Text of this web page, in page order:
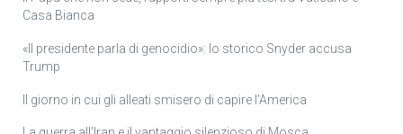
Casa Bianca
«Il presidente parla di genocidio»: lo storico Snyder accusa
Trump
Il giorno in cui gli alleati smisero di capire l’America